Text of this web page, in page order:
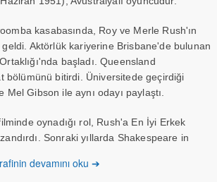
kasabasında, Roy ve Merle Rush'ın
Aktörlük kariyerine Brisbane'de bulunan
başladı. Queensland
bölümünü bitirdi. Üniversitede geçirdiği
Gibson ile aynı odayı paylaştı.
oynadığı rol, Rush'a En İyi Erkek
Sonraki yıllarda Shakespeare in
Karayip Korsanları üçlüsünde Kaptan
devamını oku ➔